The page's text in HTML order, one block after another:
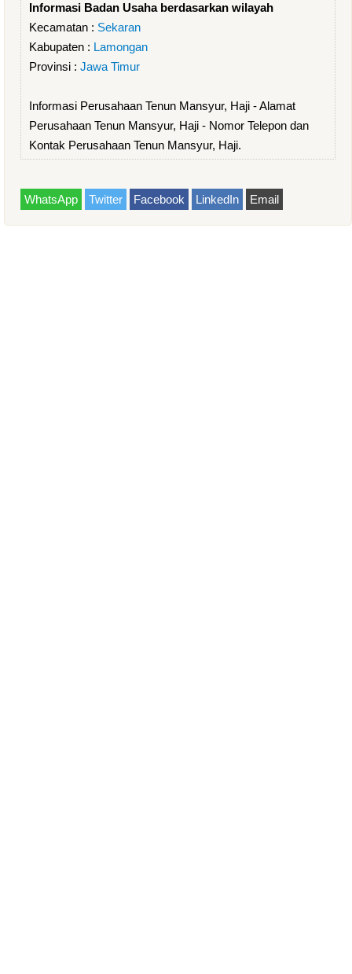
Informasi Badan Usaha berdasarkan wilayah
Kecamatan : Sekaran
Kabupaten : Lamongan
Provinsi : Jawa Timur
Informasi Perusahaan Tenun Mansyur, Haji - Alamat
Perusahaan Tenun Mansyur, Haji - Nomor Telepon dan
Kontak Perusahaan Tenun Mansyur, Haji.
WhatsApp Twitter Facebook LinkedIn Email